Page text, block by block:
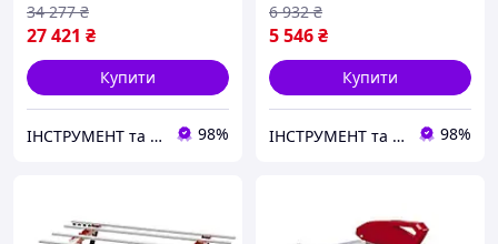
27 421 ₴
34 277 ₴
Купити
ІНСТРУМЕНТ та МЕТИЗИ 98%
5 546₴
6 932 ₴
Купити
ІНСТРУМЕНТ та МЕТИЗИ 98%